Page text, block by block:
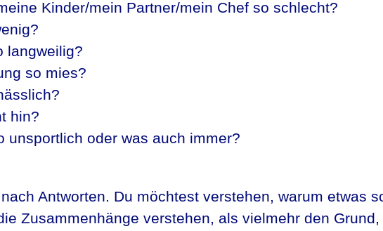
Kinder/mein Partner/mein Chef so schlecht?
langweilig?
so mies?
hin?
unsportlich oder was auch immer?
Antworten. Du möchtest verstehen, warum etwas
Zusammenhänge verstehen, als vielmehr den Grund,